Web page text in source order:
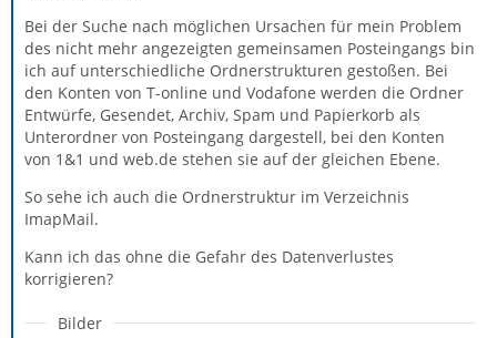
Bei der Suche nach möglichen Ursachen für mein Problem
des nicht mehr angezeigten gemeinsamen Posteingangs bin
ich auf unterschiedliche Ordnerstrukturen gestoßen. Bei
den Konten von T-online und Vodafone werden die Ordner
Entwürfe, Gesendet, Archiv, Spam und Papierkorb als
Unterordner von Posteingang dargestell, bei den Konten
von 1&1 und web.de stehen sie auf der gleichen Ebene.
So sehe ich auch die Ordnerstruktur im Verzeichnis
ImapMail.
Kann ich das ohne die Gefahr des Datenverlustes
korrigieren?
Bilder